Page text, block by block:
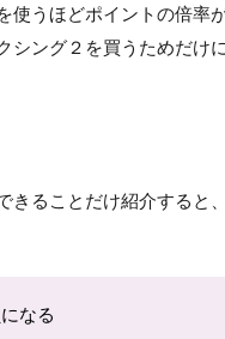
使うほどポイントの倍率
シング２を買うためだけ
きることだけ紹介すると
なる